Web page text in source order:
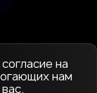
на
нам